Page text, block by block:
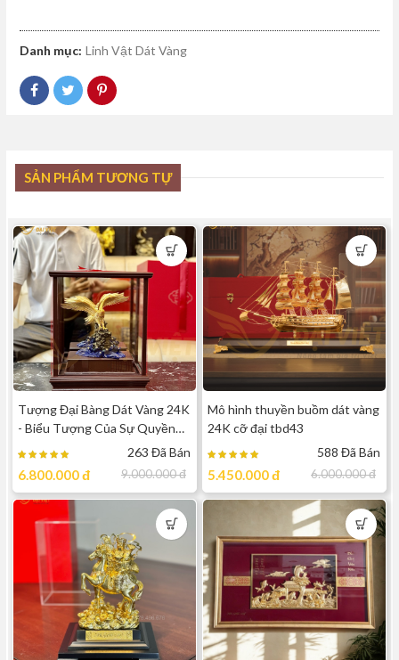
Danh mục: Linh Vật Dát Vàng
SẢN PHẨM TƯƠNG TỰ
Tượng Đại Bàng Dát Vàng 24K
- Biểu Tượng Của Sự Quyền
Lực, Thành Công
263 Đã Bán
6.800.000đ 9.000.000đ
Mô hình thuyền buồm dát vàng
24K cỡ đại tbd43
588 Đã Bán
5.450.000đ 6.000.000đ